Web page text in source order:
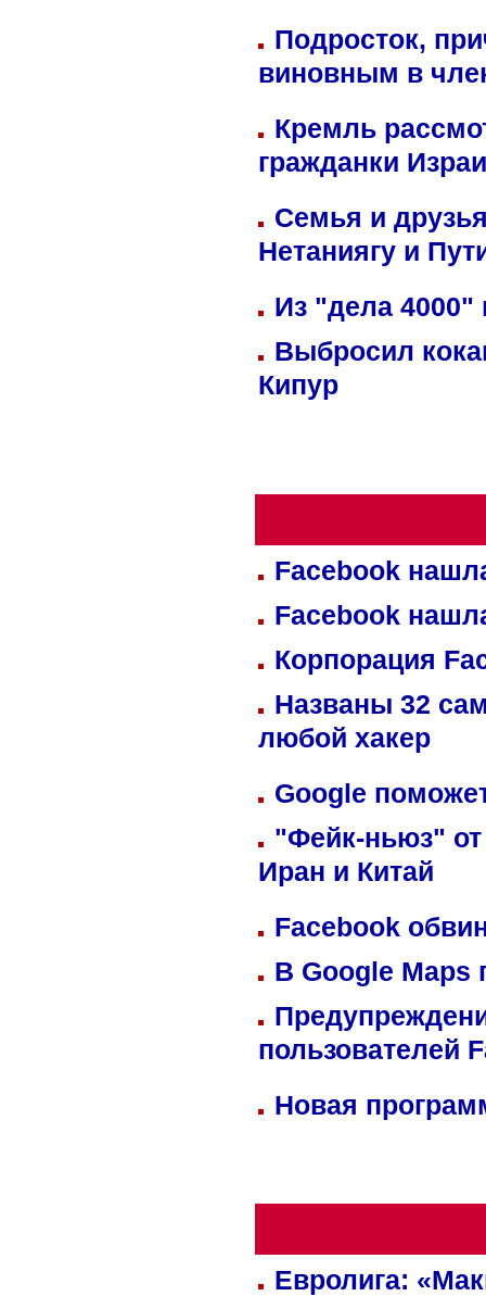
Подросток,
виновным в
Кремль
гражданки
Семья и
Нетаниягу и
Из "дела 4000"
Выбросил
Кипур
Facebook
Facebook
Корпорация
Названы 32
любой хакер
Google
"Фейк-ньюз" от
Иран и Китай
Facebook
В Google Maps
пользователей
Новая
Евролига: